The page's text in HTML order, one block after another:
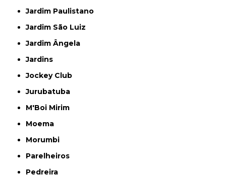
Jardim Paulistano
Jardim São Luiz
Jardim Ângela
Jardins
Jockey Club
Jurubatuba
M'Boi Mirim
Moema
Morumbi
Parelheiros
Pedreira